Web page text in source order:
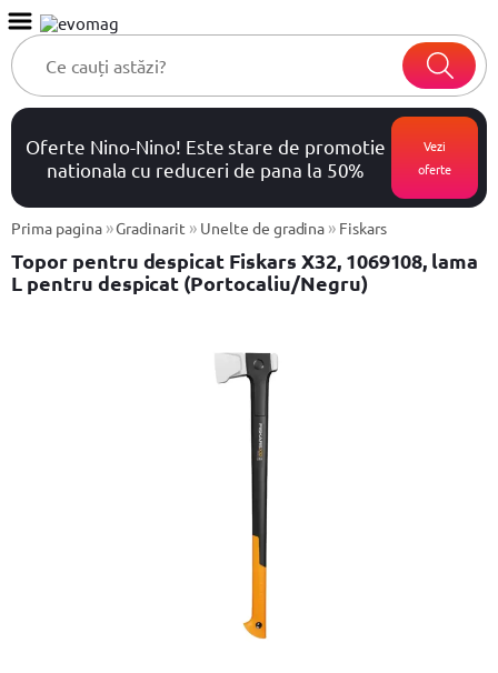
Oferte Nino-Nino! Este stare de promotie
nationala cu reduceri de pana la 50%
Vezi
oferte
Prima pagina »Gradinarit » Unelte de gradina » Fiskars
Topor pentru despicat Fiskars X32, 1069108, lama
L pentru despicat (Portocaliu/Negru)